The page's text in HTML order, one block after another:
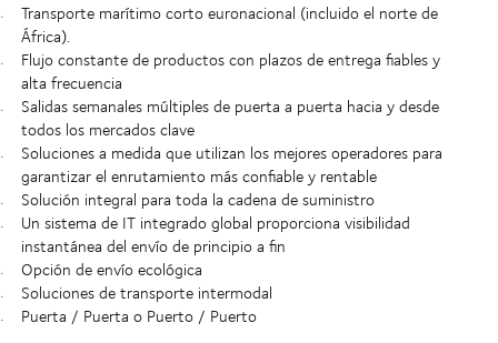
Transporte marítimo corto euronacional (incluido el norte de
África).
Flujo constante de productos con plazos de entrega fiables y
alta frecuencia
Salidas semanales múltiples de puerta a puerta hacia y desde
todos los mercados clave
Soluciones a medida que utilizan los mejores operadores para
garantizar el enrutamiento más confiable y rentable
Solución integral para toda la cadena de suministro
Un sistema de IT integrado global proporciona visibilidad
instantánea del envío de principio a fin
Opción de envío ecológica
Soluciones de transporte intermodal
Puerta / Puerta o Puerto / Puerto